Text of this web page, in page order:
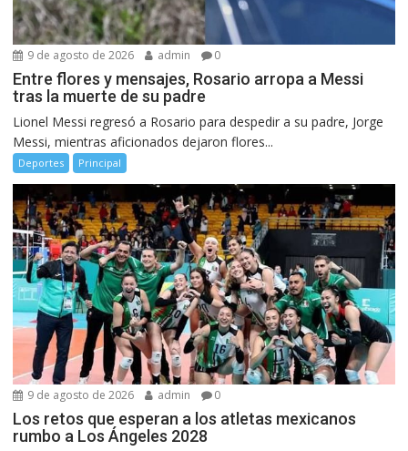
9 de agosto de 2026 admin 0
Entre flores y mensajes, Rosario arropa a Messi
tras la muerte de su padre
Lionel Messi regresó a Rosario para despedir a su padre, Jorge
Messi, mientras aficionados dejaron flores...
Deportes Principal
9 de agosto de 2026 admin 0
Los retos que esperan a los atletas mexicanos
rumbo a Los Ángeles 2028